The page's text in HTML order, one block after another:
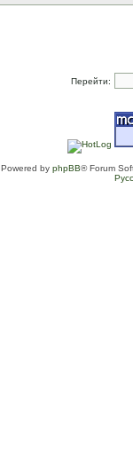
Перейти:
Powered by phpBB® Forum